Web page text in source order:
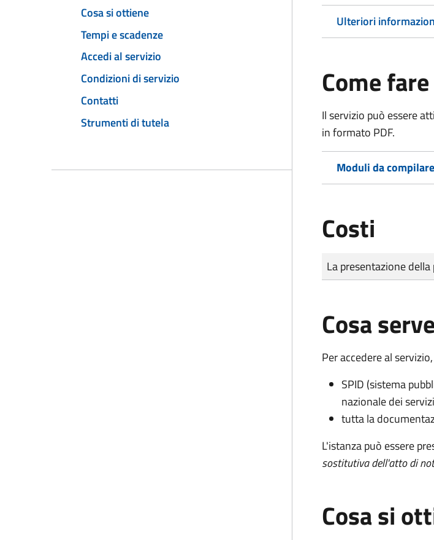
Cosa si ottiene
Tempi e scadenze
Accedi al servizio
Condizioni di servizio
Contatti
Strumenti di tutela
Ulteriori
Come fare
Il servizio può essere
in formato PDF.
Moduli da
Costi
Tipo di pagamento
Importo
La presentazione
Cosa serve
Per accedere al
SPID (sistema
nazionale dei
tutta la
L'istanza può essere
sostitutiva dell'atto di
Cosa si